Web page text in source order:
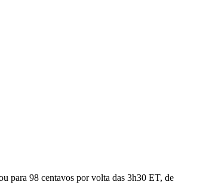
para 98 centavos por volta das 3h30 ET, de